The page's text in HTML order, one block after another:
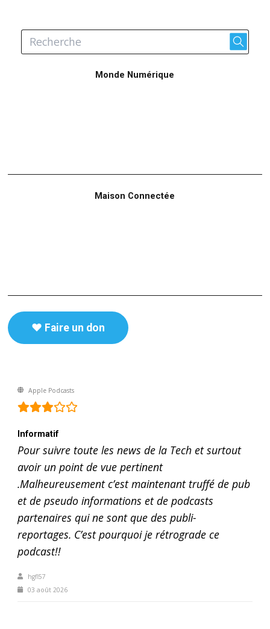
Monde Numérique
Maison Connectée
♥️ Faire un don
Apple Podcasts
Informatif
Pour suivre toute les news de la Tech et surtout
avoir un point de vue pertinent
.Malheureusement c’est maintenant truffé de pub
et de pseudo informations et de podcasts
partenaires qui ne sont que des publi-
reportages. C’est pourquoi je rétrograde ce
podcast!!
hgfl57
03 août 2026